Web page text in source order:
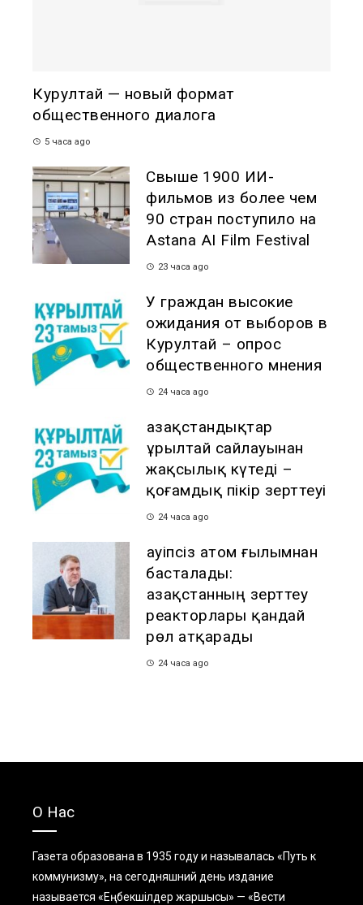
Курултай — новый формат
общественного диалога
5 часа ago
Свыше 1900 ИИ-
фильмов из более чем
90 стран поступило на
Astana AI Film Festival
23 часа ago
У граждан высокие
ожидания от выборов в
Курултай – опрос
общественного мнения
24 часа ago
Қазақстандықтар
Құрылтай сайлауынан
жақсылық күтеді –
қоғамдық пікір зерттеуі
24 часа ago
Қауіпсіз атом ғылымнан
басталады:
Қазақстанның зерттеу
реакторлары қандай
рөл атқарады
24 часа ago
О Нас
Газета образована в 1935 году и называлась «Путь к
коммунизму», на сегодняшний день издание
называется «Еңбекшiлдер жаршысы» — «Вести